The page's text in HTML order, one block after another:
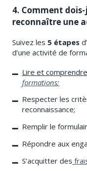
4. Comment
reconnaître une
Suivez les 5 étapes
d’une activité de
Lire et
formations;
Respecter les
reconnaissance;
Remplir le
Répondre aux
S’acquitter des